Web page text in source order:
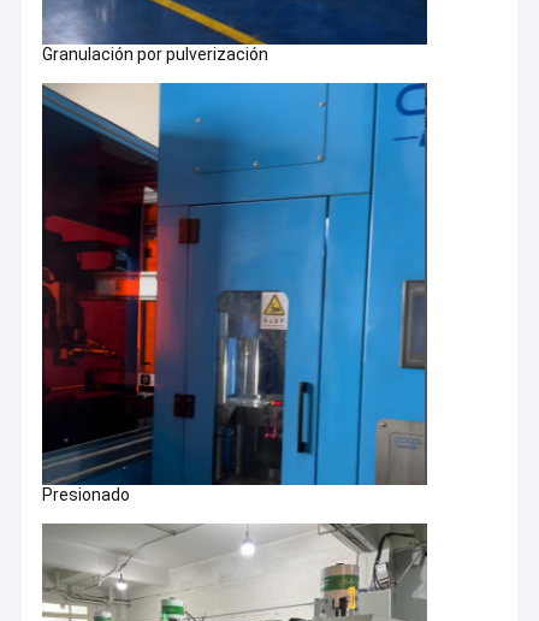
Granulación por pulverización
Presionado